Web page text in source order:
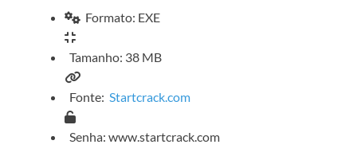
Formato: EXE
Tamanho: 38 MB
Fonte: Startcrack.com
Senha: www.startcrack.com